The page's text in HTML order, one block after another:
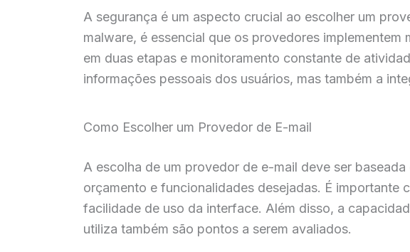
A segurança é um aspecto crucial ao escolher um
malware, é essencial que os provedores
em duas etapas e monitoramento constante de
informações pessoais dos usuários, mas também a
Como Escolher um Provedor de E-mail
A escolha de um provedor de e-mail deve ser
orçamento e funcionalidades desejadas. É
facilidade de uso da interface. Além disso, a
utiliza também são pontos a serem avaliados.